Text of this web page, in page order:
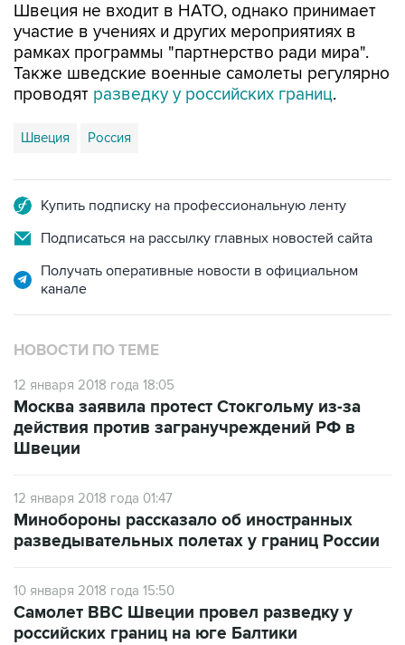
Швеция не входит в НАТО, однако принимает
участие в учениях и других мероприятиях в
рамках программы "партнерство ради мира".
Также шведские военные самолеты регулярно
проводят разведку у российских границ.
Швеция Россия
Купить подписку на профессиональную ленту
Подписаться на рассылку главных новостей сайта
Получать оперативные новости в официальном
канале
НОВОСТИ ПО ТЕМЕ
12 января 2018 года 18:05
Москва заявила протест Стокгольму из-за
действия против загранучреждений РФ в
Швеции
12 января 2018 года 01:47
Минобороны рассказало об иностранных
разведывательных полетах у границ России
10 января 2018 года 15:50
Самолет ВВС Швеции провел разведку у
российских границ на юге Балтики